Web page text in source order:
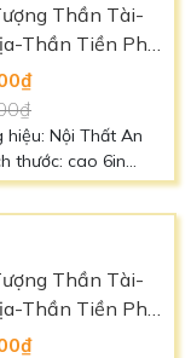
Thần Tài-
Thần Tiền Phát
[Hợp Mệnh
hiệu: Nội Thất An
thước: cao 6in
liệu: Bột Đá Cao
sắc: Đỏ [hợp mệnh
Thần Tài-
Thần Tiền Phát
[Hợp Mệnh